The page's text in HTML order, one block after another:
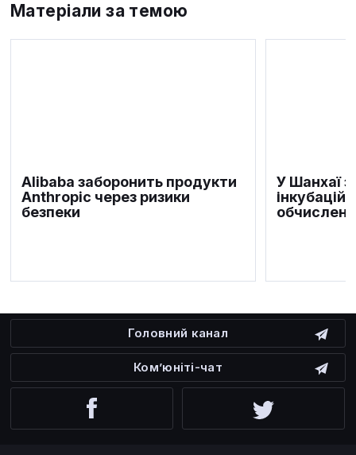
Матеріали за темою
Alibaba заборонить продукти
Anthropic через ризики
безпеки
У Шанхаї
обчислень
Головний канал
Ком’юніті-чат